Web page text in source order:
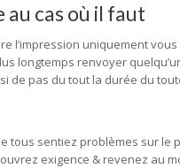
cas où il faut
l’impression uniquement vous
longtemps renvoyer
de pas du tout la durée du
tous sentiez problèmes sur le
exigence & revenez au